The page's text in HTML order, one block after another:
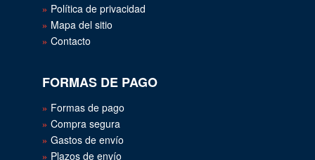
Política de privacidad
Mapa del sitio
Contacto
FORMAS DE PAGO
Formas de pago
Compra segura
Gastos de envío
Plazos de envío